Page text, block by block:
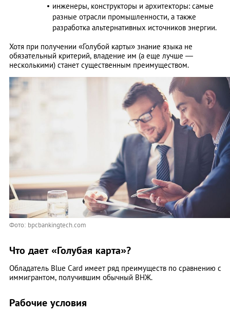
инженеры, конструкторы и архитекторы: самые
разные отрасли промышленности, а также
разработка альтернативных источников энергии.
Хотя при получении «Голубой карты» знание языка не
обязательный критерий, владение им (а еще лучше —
несколькими) станет существенным преимуществом.
Фото: bpcbankingtech.com
Что дает «Голубая карта»?
Обладатель Blue Card имеет ряд преимуществ по сравнению с
иммигрантом, получившим обычный ВНЖ.
Рабочие условия